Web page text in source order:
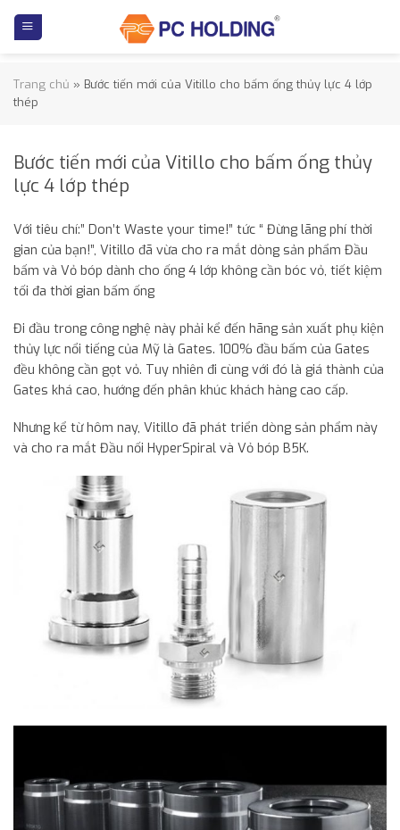
Trang chủ » Bước tiến mới của Vitillo cho bấm ống thủy lực 4 lớp
thép
Bước tiến mới của Vitillo cho bấm ống thủy
lực 4 lớp thép
Với tiêu chí:” Don’t Waste your time!” tức “ Đừng lãng phí thời
gian của bạn!”, Vitillo đã vừa cho ra mắt dòng sản phẩm Đầu
bấm và Vỏ bóp dành cho ống 4 lớp không cần bóc vỏ, tiết kiệm
tối đa thời gian bấm ống
Đi đầu trong công nghệ này phải kể đến hãng sản xuất phụ kiện
thủy lực nổi tiếng của Mỹ là Gates. 100% đầu bấm của Gates
đều không cần gọt vỏ. Tuy nhiên đi cùng với đó là giá thành của
Gates khá cao, hướng đến phân khúc khách hàng cao cấp.
Nhưng kể từ hôm nay, Vitillo đã phát triển dòng sản phẩm này
và cho ra mắt Đầu nối HyperSpiral và Vỏ bóp B5K.